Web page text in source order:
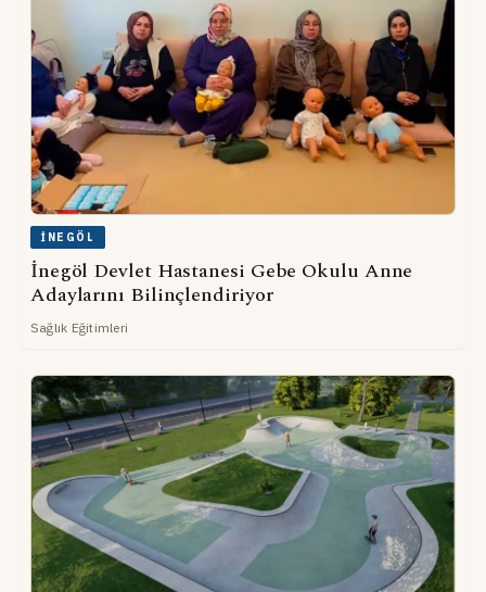
İNEGÖL
İnegöl Devlet Hastanesi Gebe Okulu Anne
Adaylarını Bilinçlendiriyor
Sağlık Eğitimleri